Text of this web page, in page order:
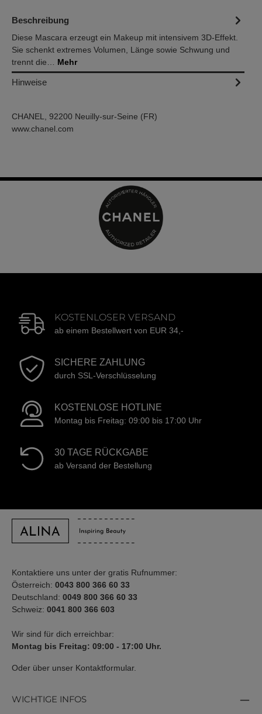
Beschreibung
Diese Mascara erzeugt ein Makeup mit intensivem 3D-Effekt.
Sie schenkt extremes Volumen, Länge sowie Schwung und
trennt die… Mehr
Hinweise
CHANEL, 92200 Neuilly-sur-Seine (FR)
www.chanel.com
KOSTENLOSER VERSAND
ab einem Bestellwert von EUR 34,-
SICHERE ZAHLUNG
durch SSL-Verschlüsselung
KOSTENLOSE HOTLINE
Montag bis Freitag: 09:00 bis 17:00 Uhr
30 TAGE RÜCKGABE
ab Versand der Bestellung
Kontaktiere uns unter der gratis Rufnummer:
Österreich: 0043 800 366 60 33
Deutschland: 0049 800 366 60 33
Schweiz: 0041 800 366 603
Wir sind für dich erreichbar:
Montag bis Freitag: 09:00 - 17:00 Uhr.
Oder über unser Kontaktformular.
WICHTIGE INFOS